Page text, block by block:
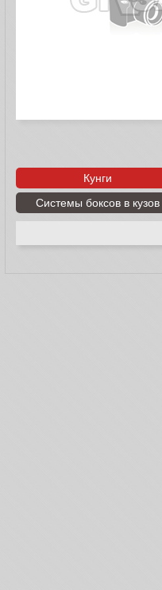
Кунги
Системы боксов в кузов